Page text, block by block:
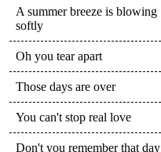
A summer breeze is blowing
softly
Oh you tear apart
Those days are over
You can't stop real love
Don't you remember that day